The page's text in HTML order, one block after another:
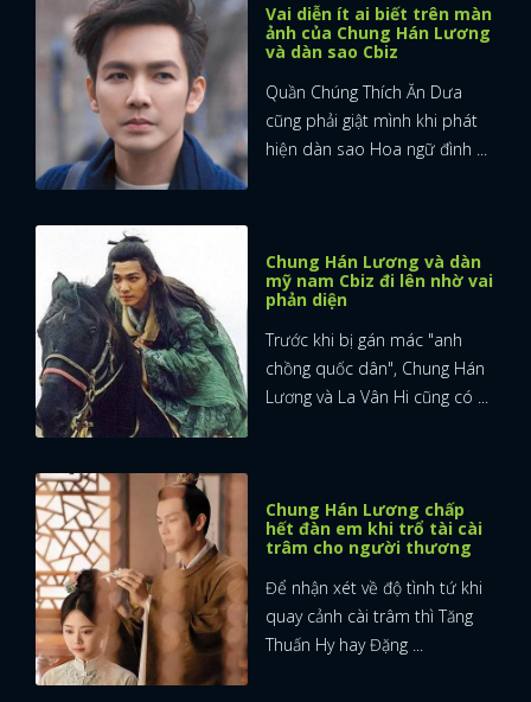
Vai diễn ít ai biết trên màn
ảnh của Chung Hán Lương
và dàn sao Cbiz
Quần Chúng Thích Ăn Dưa
cũng phải giật mình khi phát
hiện dàn sao Hoa ngữ đình ...
Chung Hán Lương và dàn
mỹ nam Cbiz đi lên nhờ vai
phản diện
Trước khi bị gán mác "anh
chồng quốc dân", Chung Hán
Lương và La Vân Hi cũng có ...
Chung Hán Lương chấp
hết đàn em khi trổ tài cài
trâm cho người thương
Để nhận xét về độ tình tứ khi
quay cảnh cài trâm thì Tăng
Thuấn Hy hay Đặng ...